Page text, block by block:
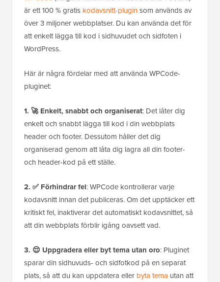
är ett 100 % gratis kodavsnitt-pluginsom används av
över 3 miljoner webbplatser. Du kan använda det för
att enkelt lägga till kod i sidhuvudet och sidfoten i
WordPress.
Här är några fördelar med att använda WPCode-
pluginet:
1. 🚀 Enkelt, snabbt och organiserat: Det låter dig
enkelt och snabbt lägga till kod i din webbplats
header och footer. Dessutom håller det dig
organiserad genom att låta dig lagra all din footer-
och header-kod på ett ställe.
2. ✅ Förhindrar fel: WPCode kontrollerar varje
kodavsnitt innan det publiceras. Om det upptäcker ett
kritiskt fel, inaktiverar det automatiskt kodavsnittet, så
att din webbplats förblir igång oavsett vad.
3. 😌 Uppgradera eller byt tema utan oro: Pluginet
sparar din sidhuvuds- och sidfotkod på en separat
plats, så att du kan uppdatera eller byta tema utan att